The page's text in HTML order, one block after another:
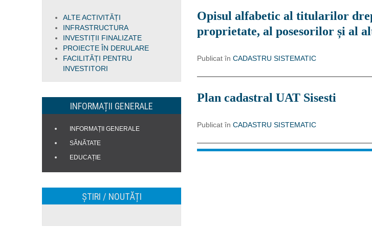
ALTE ACTIVITĂȚI
INFRASTRUCTURA
INVESTIȚII FINALIZATE
PROIECTE ÎN DERULARE
FACILITĂȚI PENTRU
INVESTITORI
INFORMAȚII GENERALE
INFORMAȚII GENERALE
SĂNĂTATE
EDUCAȚIE
ȘTIRI / NOUTĂȚI
Opisul alfabetic al titularilor
proprietate, al posesorilor și al
Publicat în CADASTRU SISTEMATIC
Plan cadastral UAT Sisesti
Publicat în CADASTRU SISTEMATIC